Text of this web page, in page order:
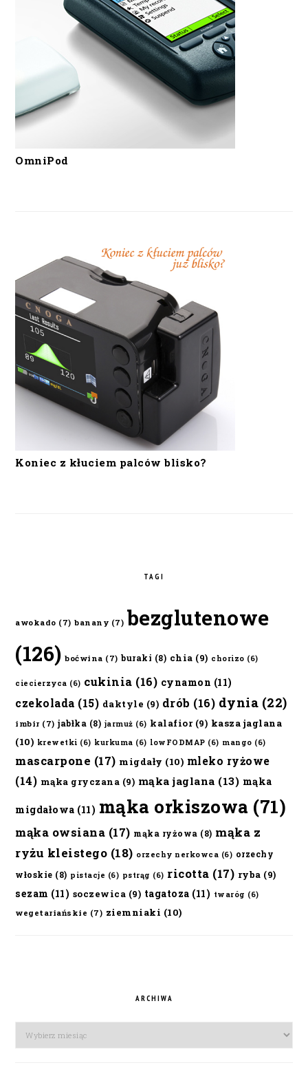
OmniPod
Koniec z kłuciem palców blisko?
TAGI
awokado (7) banany (7) bezglutenowe
(126) boćwina (7) buraki (8) chia (9) chorizo (6)
ciecierzyca (6) cukinia (16) cynamon (11)
czekolada (15) daktyle (9) drób (16) dynia (22)
imbir (7) jabłka (8) jarmuż (6) kalafior(9) kasza jaglana
(10) krewetki (6) kurkuma (6) lowFODMAP (6) mango (6)
mascarpone (17) migdały (10) mleko ryżowe
(14) mąka gryczana (9) mąka jaglana (13) mąka
migdałowa (11) mąka orkiszowa (71)
mąka owsiana (17) mąka ryżowa (8) mąka z
ryżu kleistego (18) orzechy nerkowca (6) orzechy
włoskie (8) pistacje (6) pstrąg (6) ricotta (17) ryba (9)
sezam (11) soczewica (9) tagatoza (11) twaróg (6)
wegetariańskie (7) ziemniaki (10)
ARCHIWA
Archiwa